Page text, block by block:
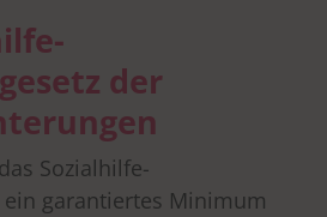
der
Sozialhilfe-
ein garantiertes Minimum